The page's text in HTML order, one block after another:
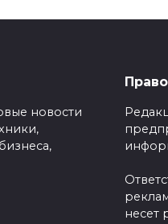
новости
несет